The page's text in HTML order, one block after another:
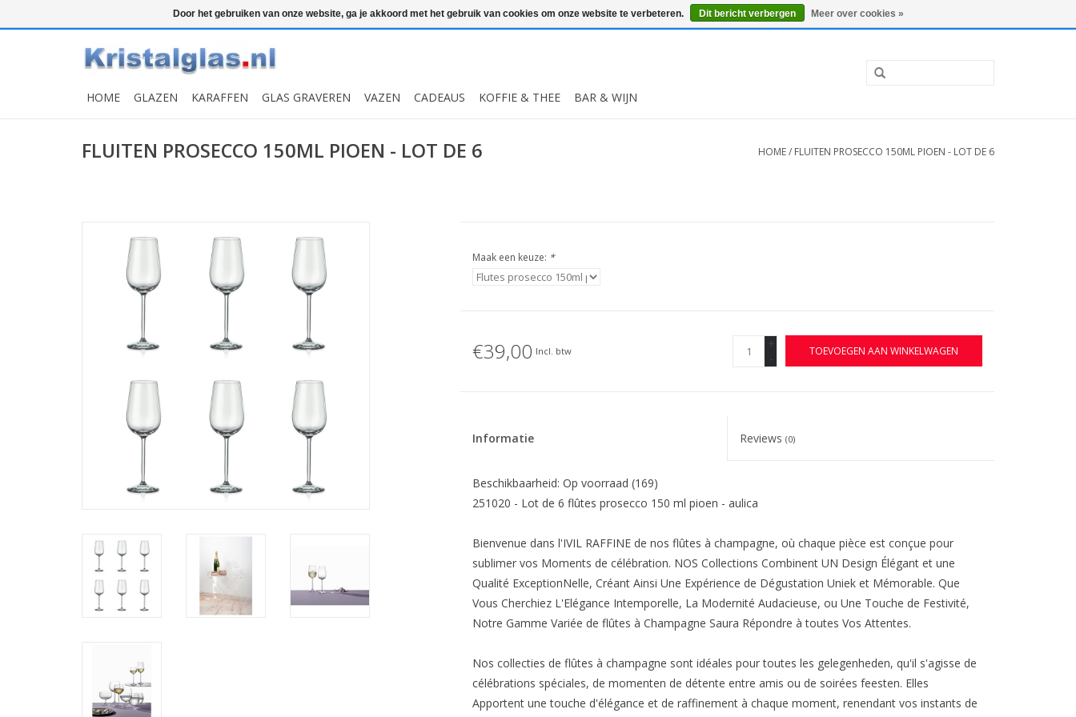
Snelle levering Graveren 0 Artikelen - €0,00 Mijn account / Registreren
HOME GLAZEN KARAFFEN GLAS GRAVEREN VAZEN CADEAUS KOFFIE & THEE BAR & WIJN
FLUITEN PROSECCO 150ML PIOEN - LOT DE 6 HOME/ FLUITEN PROSECCO 150ML PIOEN - LOT DE 6
Maak een keuze: *
€39,00 Incl. btw
+
-
TOEVOEGEN AAN WINKELWAGEN
Informatie Reviews(0)
Beschikbaarheid: Op voorraad (169)
251020 - Lot de 6 flûtes prosecco 150 ml pioen - aulica
Bienvenue dans l'IVIL RAFFINE de nos flûtes à champagne, où chaque pièce est conçue pour
sublimer vos Moments de célébration. NOS Collections Combinent UN Design Élégant et une
Qualité ExceptionNelle, Créant Ainsi Une Expérience de Dégustation Uniek et Mémorable. Que
Vous Cherchiez L'Elégance Intemporelle, La Modernité Audacieuse, ou Une Touche de Festivité,
Notre Gamme Variée de flûtes à Champagne Saura Répondre à toutes Vos Attentes.
Nos collecties de flûtes à champagne sont idéales pour toutes les gelegenheden, qu'il s'agisse de
célébrations spéciales, de momenten de détente entre amis ou de soirées feesten. Elles
Apportent une touche d'élégance et de raffinement à chaque moment, renendant vos instants de
Door het gebruiken van onze website, ga je akkoord met het gebruik van cookies om onze website te verbeteren. Dit bericht verbergen Meer over cookies »